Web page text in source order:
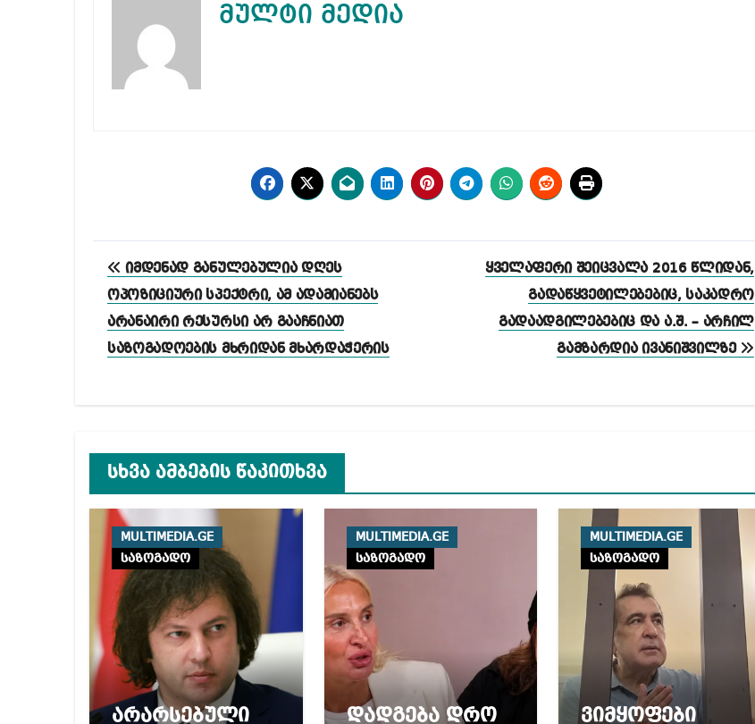
მულტი მედია
პოსტის
ნავიგაცია
იმდენად განულებულია დღეს
ოპოზიციური სპექტრი, ამ ადამიანებს
არანაირი რესურსი არ გააჩნიათ
საზოგადოების მხრიდან მხარდაჭერის
ყველაფერი შეიცვალა 2016 წლიდან,
გადაწყვეტილებებიც, საკადრო
გადაადგილებებიც და ა.შ. – არჩილ
გამზარდია ივანიშვილზე
სხვა ამბების წაკითხვა
MULTIMEDIA.GE
საზოგადო
არარსებული
MULTIMEDIA.GE
საზოგადო
დადგება დრო
MULTIMEDIA.GE
საზოგადო
ვიმყოფები